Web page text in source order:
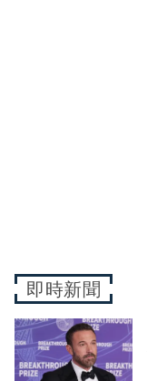
即時新聞